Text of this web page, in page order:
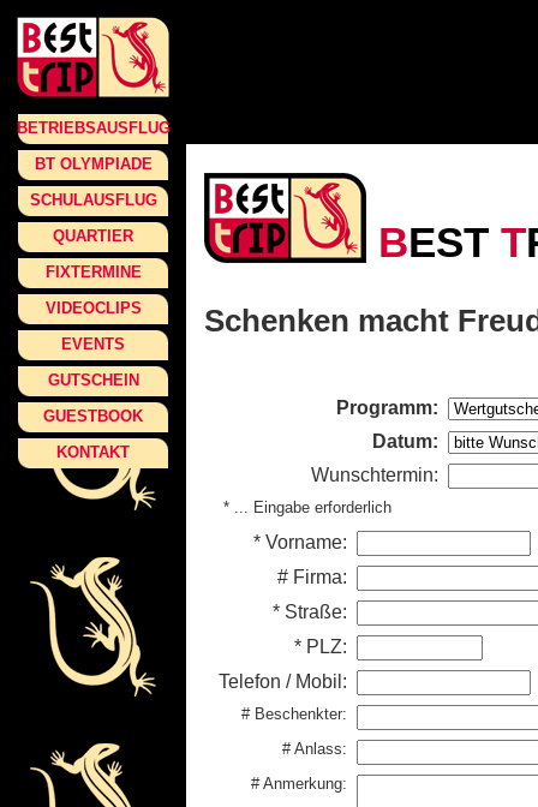
BETRIEBSAUSFLUG
BT OLYMPIADE
SCHULAUSFLUG
QUARTIER
FIXTERMINE
VIDEOCLIPS
EVENTS
GUTSCHEIN
GUESTBOOK
KONTAKT
BEST T
Schenken macht
Programm:
Datum:
Wunschtermin:
* ... Eingabe erforderlich
* Vorname:
# Firma:
* Straße:
* PLZ:
Telefon / Mobil:
# Beschenkter:
# Anlass:
# Anmerkung: